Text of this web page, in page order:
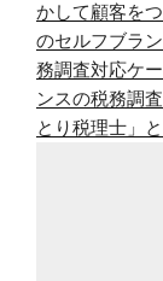
かして顧客を
のセルフブラ
務調査対応ケ
ンスの税務調
とり税理士」